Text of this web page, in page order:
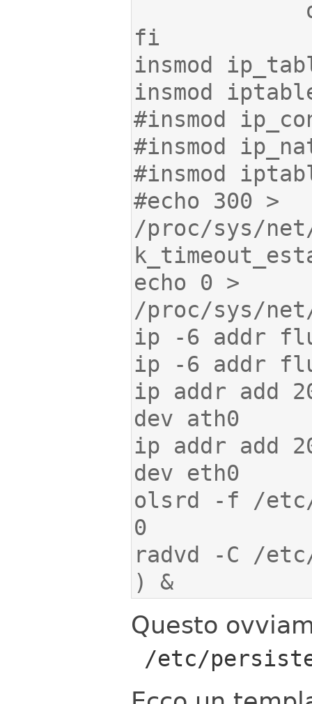
#echo 300 >
/proc/sys/
echo 0 >
ip addr add
ip addr add
olsrd -f /
) &
Questo
/etc/